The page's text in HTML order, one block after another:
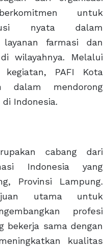
untuk
nyata dalam
farmasi dan
wilayahnya. Melalui
PAFI Kota
dalam mendorong
Indonesia.
cabang dari
Indonesia yang
Provinsi Lampung.
utama untuk
profesi
bekerja sama dengan
kualitas